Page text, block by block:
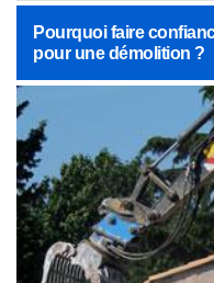
Pourquoi faire
pour une démolition ?